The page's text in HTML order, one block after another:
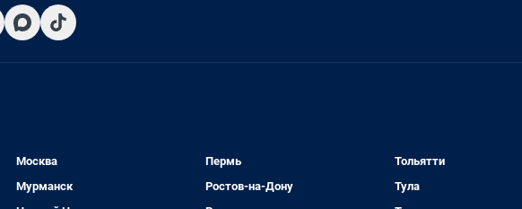
Москва
Мурманск
Пермь
Ростов-на-Дону
Тольятти
Тула